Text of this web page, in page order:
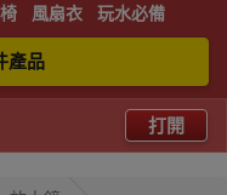
風扇衣 玩水必備
產品
打開